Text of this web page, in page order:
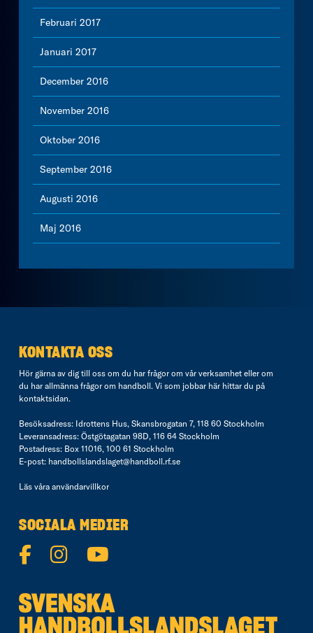
Februari 2017
Januari 2017
December 2016
November 2016
Oktober 2016
September 2016
Augusti 2016
Maj 2016
KONTAKTA OSS
Hör gärna av dig till oss om du har frågor om vår verksamhet eller om
du har allmänna frågor om handboll. Vi som jobbar här hittar du på
kontaktsidan.
Besöksadress: Idrottens Hus, Skansbrogatan 7, 118 60 Stockholm
Leveransadress: Östgötagatan 98D, 116 64 Stockholm
Postadress: Box 11016, 100 61 Stockholm
E-post: handbollslandslaget@handboll.rf.se
Läs våra användarvillkor
SOCIALA MEDIER